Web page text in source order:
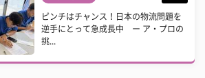
ピンチはチャンス！日本の物流問題を
逆手にとって急成長中 ー ア・プロの
挑...